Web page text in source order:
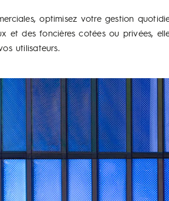
optimisez votre gestion
et des foncières cotées ou privées,
utilisateurs.